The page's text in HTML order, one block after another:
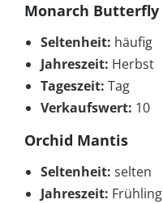
Monarch Butterfly
Seltenheit: häufig
Jahreszeit: Herbst
Tageszeit: Tag
Verkaufswert: 10
Orchid Mantis
Seltenheit: selten
Jahreszeit: Frühling